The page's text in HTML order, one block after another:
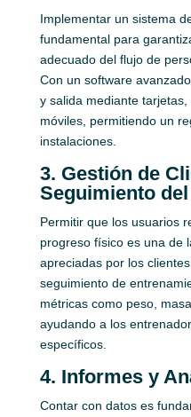
Implementar un sistema
fundamental para
adecuado del flujo de
Con un software
y salida mediante
móviles, permitiendo un
instalaciones.
3. Gestión de
Seguimiento
Permitir que los usuarios
progreso físico es una de
apreciadas por los
seguimiento de
métricas como peso,
ayudando a los
específicos.
4. Informes y
Contar con datos es